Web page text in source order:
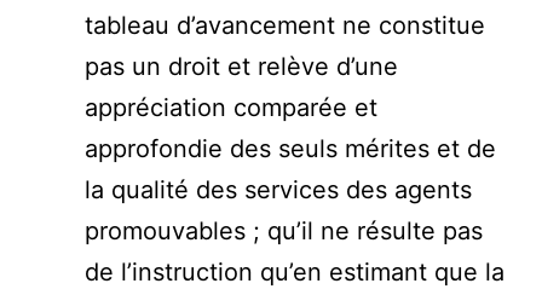
tableau d’avancement ne constitue
pas un droit et relève d’une
appréciation comparée et
approfondie des seuls mérites et de
la qualité des services des agents
promouvables ; qu’il ne résulte pas
de l’instruction qu’en estimant que la